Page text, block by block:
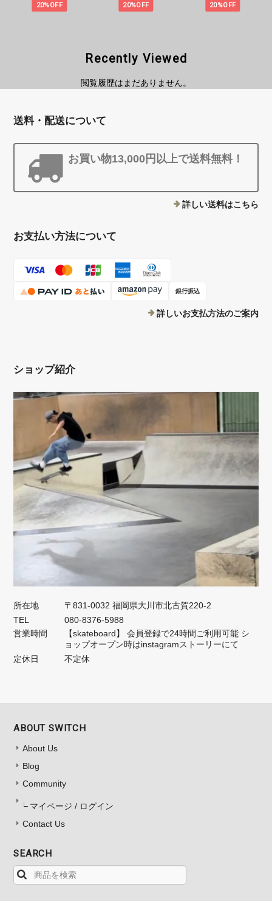
20%OFF 20%OFF 20%OFF
Recently Viewed
閲覧履歴はまだありません。
送料・配送について
お買い物13,000円以上で送料無料！
詳しい送料はこちら
お支払い方法について
銀行振込
詳しいお支払方法のご案内
ショップ紹介
所在地
〒831-0032 福岡県大川市北古賀220-2
TEL
080-8376-5988
営業時間
【skateboard】 会員登録で24時間ご利用可能 シ
ョップオープン時はinstagramストーリーにて
定休日
不定休
ABOUT SWITCH
About Us
Blog
Community
マイページ / ログイン
Contact Us
SEARCH